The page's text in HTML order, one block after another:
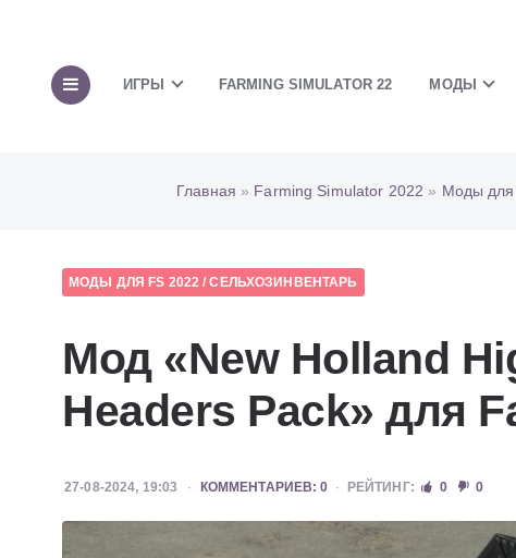
ИГРЫ FARMING SIMULATOR 22 МОДЫ
Главная » Farming Simulator 2022 » Моды для
МОДЫ ДЛЯ FS 2022 /СЕЛЬХОЗИНВЕНТАРЬ
Мод «New Holland
Headers Pack» для
27-08-2024, 19:03 КОММЕНТАРИЕВ: 0 РЕЙТИНГ: 0 0